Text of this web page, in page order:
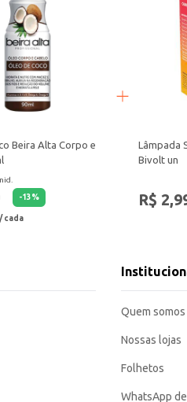
Beira Alta Corpo e
-13%
/ cada
Lâmpada
Bivolt un
R$
Quem somos
Nossas lojas
Folhetos
WhatsApp